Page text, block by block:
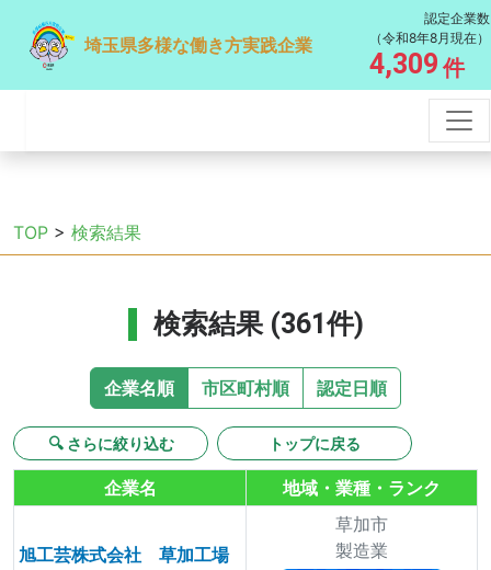
埼玉県多様な働き方実践企業
認定企業数
（令和8年8月現在）
4,309 件
TOP > 検索結果
検索結果 (361件)
企業名順 市区町村順 認定日順
🔍 さらに絞り込む トップに戻る
企業名 地域・業種・ランク
旭工芸株式会社 草加工場
草加市
製造業